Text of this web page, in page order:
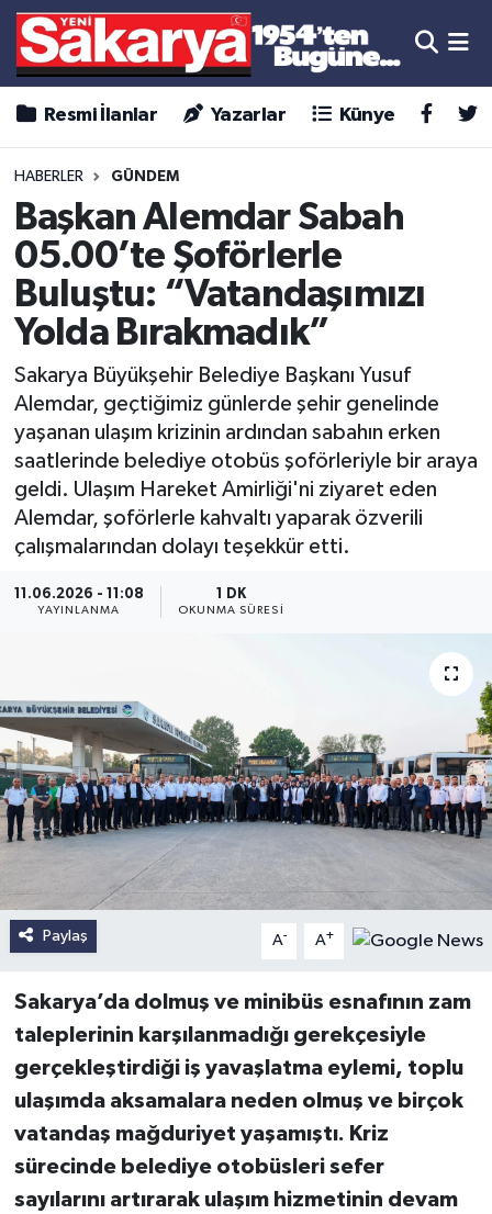
Resmi İlanlar Yazarlar Künye
HABERLER GÜNDEM
Başkan Alemdar Sabah
05.00’te Şoförlerle
Buluştu: “Vatandaşımızı
Yolda Bırakmadık”
Sakarya Büyükşehir Belediye Başkanı Yusuf
Alemdar, geçtiğimiz günlerde şehir genelinde
yaşanan ulaşım krizinin ardından sabahın erken
saatlerinde belediye otobüs şoförleriyle bir araya
geldi. Ulaşım Hareket Amirliği'ni ziyaret eden
Alemdar, şoförlerle kahvaltı yaparak özverili
çalışmalarından dolayı teşekkür etti.
11.06.2026 - 11:08
YAYINLANMA
1 DK
OKUNMA SÜRESI
Paylaş A- A+
Sakarya’da dolmuş ve minibüs esnafının zam
taleplerinin karşılanmadığı gerekçesiyle
gerçekleştirdiği iş yavaşlatma eylemi, toplu
ulaşımda aksamalara neden olmuş ve birçok
vatandaş mağduriyet yaşamıştı. Kriz
sürecinde belediye otobüsleri sefer
sayılarını artırarak ulaşım hizmetinin devam